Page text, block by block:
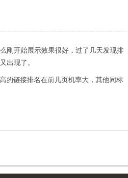
刚开始展示效果很好，过了几天发现排
出现了。
的链接排名在前几页机率大，其他同标